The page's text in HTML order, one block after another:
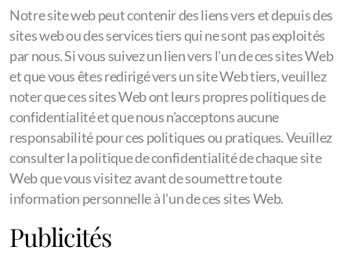
Notre site web peut contenir des liens vers et depuis des
sites web ou des services tiers qui ne sont pas exploités
par nous. Si vous suivez un lien vers l'un de ces sites Web
et que vous êtes redirigé vers un site Web tiers, veuillez
noter que ces sites Web ont leurs propres politiques de
confidentialité et que nous n'acceptons aucune
responsabilité pour ces politiques ou pratiques. Veuillez
consulter la politique de confidentialité de chaque site
Web que vous visitez avant de soumettre toute
information personnelle à l'un de ces sites Web.
Publicités